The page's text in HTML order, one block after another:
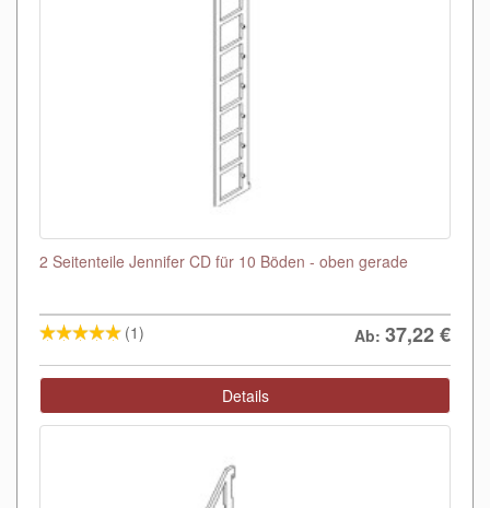
2 Seitenteile Jennifer CD für 10 Böden - oben gerade
(1) Ab: 37,22€
Details